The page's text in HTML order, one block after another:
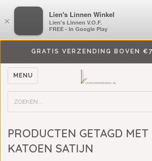
GRATIS VERZENDING BOVEN
MENU
PRODUCTEN GETAGD
KATOEN SATIJN
×
LiensLinnenwinkel.nl
Lien's Linnen V.O.F.
FREE - In Google Play
×
Lien's Linnen Winkel
Lien's Linnen V.O.F.
FREE - In Google Play